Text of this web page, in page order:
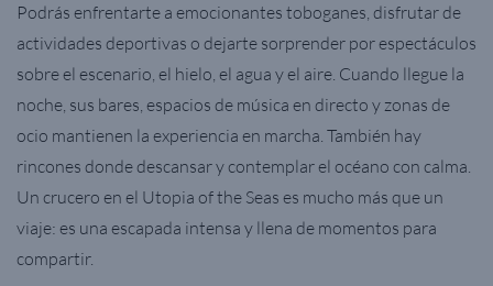
Podrás enfrentarte a emocionantes toboganes, disfrutar de
actividades deportivas o dejarte sorprender por espectáculos
sobre el escenario, el hielo, el agua y el aire. Cuando llegue la
noche, sus bares, espacios de música en directo y zonas de
ocio mantienen la experiencia en marcha. También hay
rincones donde descansar y contemplar el océano con calma.
Un crucero en el Utopia of the Seas es mucho más que un
viaje: es una escapada intensa y llena de momentos para
compartir.